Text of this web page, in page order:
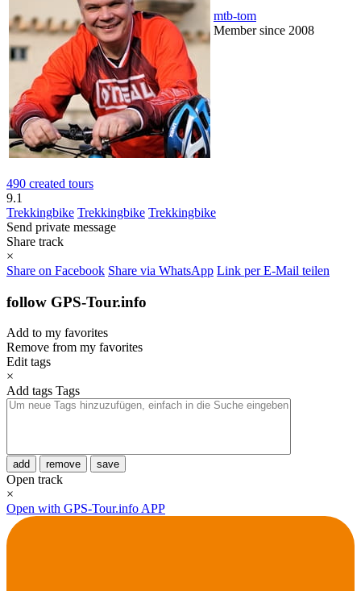
mtb-tom
Member since 2008
490 created tours
9.1
Trekkingbike Trekkingbike Trekkingbike
Send private message
Share track
×
Share on Facebook Share via WhatsApp Link per E-Mail teilen
follow GPS-Tour.info
Add to my favorites
Remove from my favorites
Edit tags
×
Add tags Tags
add remove save
Open track
×
Open with GPS-Tour.info APP